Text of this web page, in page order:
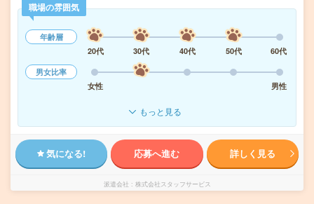
職場の雰囲気
年齢層
20代
30代 40代 50代
60代
男女比率
女性
男性
もっと見る
気になる! 応募へ進む 詳しく見る
派遣会社 株式会社スタッフサービス